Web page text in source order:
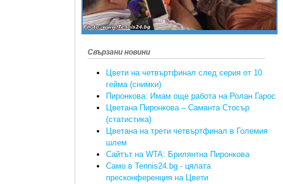
Свързани новини
Цвети на четвъртфинал след серия от 10
гейма (снимки)
Пиронкова: Имам още работа на Ролан Гарос
Цветана Пиронкова – Саманта Стосър
(статистика)
Цветана на трети четвъртфинал в Големия
шлем
Сайтът на WTA: Брилянтна Пиронкова
Само в Tennis24.bg - цялата
пресконференция на Цвети